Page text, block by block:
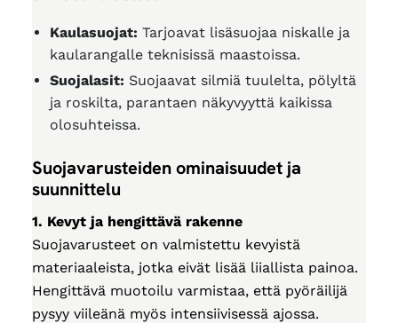
Kaulasuojat: Tarjoavat lisäsuojaa niskalle ja
kaularangalle teknisissä maastoissa.
Suojalasit: Suojaavat silmiä tuulelta, pölyltä
ja roskilta, parantaen näkyvyyttä kaikissa
olosuhteissa.
Suojavarusteiden ominaisuudet ja
suunnittelu
1. Kevyt ja hengittävä rakenne
Suojavarusteet on valmistettu kevyistä
materiaaleista, jotka eivät lisää liiallista painoa.
Hengittävä muotoilu varmistaa, että pyöräilijä
pysyy viileänä myös intensiivisessä ajossa.